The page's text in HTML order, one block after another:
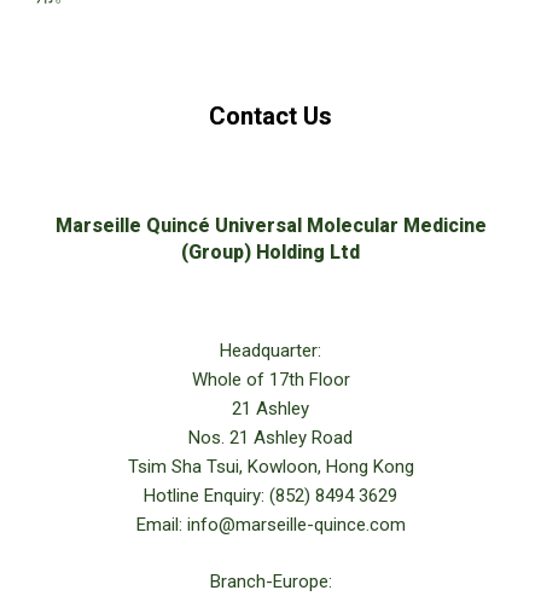
Contact Us
Marseille Quincé Universal Molecular Medicine
(Group) Holding Ltd
Headquarter:
Whole of 17th Floor
21 Ashley
Nos. 21 Ashley Road
Tsim Sha Tsui, Kowloon, Hong Kong
Hotline Enquiry: (852) 8494 3629
Email: info@marseille-quince.com
Branch-Europe: